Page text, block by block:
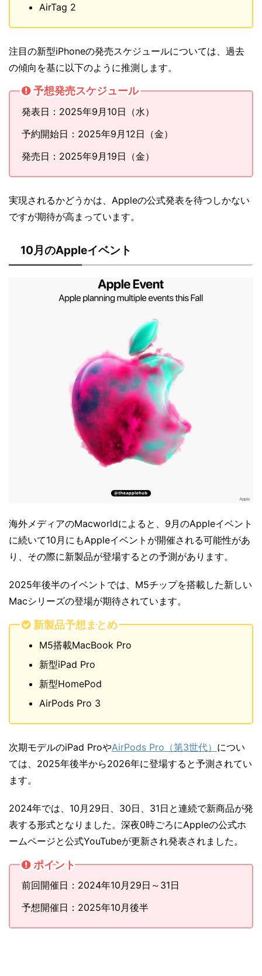
AirTag 2
注目の新型iPhoneの発売スケジュールについては、過去
の傾向を基に以下のように推測します。
予想発売スケジュール
発表日：2025年9月10日（水）
予約開始日：2025年9月12日（金）
発売日：2025年9月19日（金）
実現されるかどうかは、Appleの公式発表を待つしかない
ですが期待が高まっています。
10月のAppleイベント
海外メディアのMacworldによると、9月のAppleイベント
に続いて10月にもAppleイベントが開催される可能性があ
り、その際に新製品が登場するとの予測があります。
2025年後半のイベントでは、M5チップを搭載した新しい
Macシリーズの登場が期待されています。
新製品予想まとめ
M5搭載MacBook Pro
新型iPad Pro
新型HomePod
AirPods Pro 3
次期モデルのiPad ProやAirPods Pro（第3世代） につい
ては、2025年後半から2026年に登場すると予測されてい
ます。
2024年では、10月29日、30日、31日と連続で新商品が発
表する形式となりました。深夜0時ごろにAppleの公式ホ
ームページと公式YouTubeが更新され発表されました。
ポイント
前回開催日：2024年10月29日～31日
予想開催日：2025年10月後半